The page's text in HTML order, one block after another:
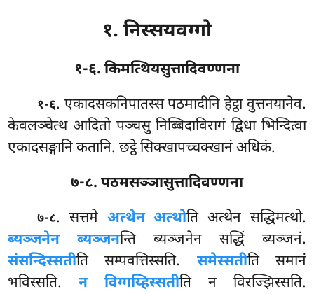
१. निस्सयवग्गो
१-६. किमत्थियसुत्तादिवण्णना
१-६. एकादसकनिपातस्सपठमादीनि हेट्ठा वुत्तनयानेव.
केवलञ्चेत्थ आदितो पञ्चसु निब्बिदाविरागं द्विधा भिन्दित्वा
एकादसङ्गानि कतानि. छट्ठे सिक्खापच्चक्खानं अधिकं.
७-८. पठमसञ्ञासुत्तादिवण्णना
७-८. सत्तमे अत्थेन अत्थोति अत्थेन सद्धिमत्थो.
ब्यञ्जनेन ब्यञ्जनन्ति ब्यञ्जनेन सद्धिं ब्यञ्जनं.
संसन्दिस्सतीति सम्पवत्तिस्सति. समेस्सतीति समानं
भविस्सति.न विग्गय्हिस्सतीति न विरज्झिस्सति.